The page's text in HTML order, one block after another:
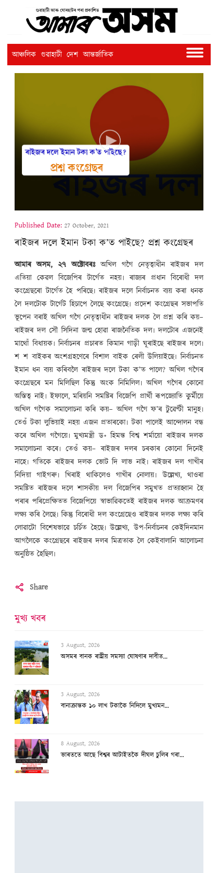
আঞ্চলিক গুৱাহাটী দেশ আন্তৰ্জাতিক
Published Date: 27 October, 2021
ৰাইজৰ দলে ইমান টকা ক’ত পাইছে? প্ৰশ্ন কংগ্ৰেছৰ
আমাৰ অসম, ২৭ অক্টোবৰঃ অখিল গগৈ নেতৃত্বাধীন ৰাইজৰ দল
এতিয়া কেৱল বিজেপিৰ টাৰ্গেত নহয়৷ ৰাজ্যৰ প্ৰধান বিৰোধী দল
কংগ্ৰেছৰো টাৰ্গেত হৈ পৰিছে৷ ৰাইজৰ দলে নিৰ্বাচনত ব্যয় কৰা ধনক
লৈ দলটোক টাৰ্গেট হিচাপে লৈছে কংগ্ৰেছে৷ প্ৰদেশ কংগ্ৰেছৰ সভাপতি
ভূপেন বৰাই অখিল গগৈ নেতৃত্বাধীন ৰাইজৰ দলক লৈ প্ৰশ্ন কৰি কয়–
ৰাইজৰ দল সৌ সিদিনা জন্ম হোৱা ৰাজনৈতিক দল৷ দলটোৰ এজনেই
মাথোঁ বিধায়ক৷ নিৰ্বাচনৰ প্ৰচাৰত কিমান গাড়ী ঘূৰাইছে ৰাইজৰ দলে৷
শ শ বাইকৰ অংশগ্ৰহণেৰে বিশাল বাইক ৰেলী উলিয়াইছে৷ নিৰ্বাচনত
ইমান ধন ব্যয় কৰিবলৈ ৰাইজৰ দলে টকা ক’ত পালে? অখিল গগৈৰ
কংগ্ৰেছৰে মন মিলিছিল কিন্তু অংক নিমিলিল৷ অখিল গগৈৰ কোনো
অস্তিত্ব নাই৷ ইফালে, মৰিয়নি সমষ্টিৰ বিজেপি প্ৰাৰ্থী ৰূপজ্যোতি কুৰ্মীয়ে
অখিল গগৈক সমালোচনা কৰি কয়– অখিল গগৈ ফ’ৰ টুৱেণ্টী মানুহ৷
তেওঁ টকা লুভিয়াই নহয় এজন প্ৰতাৰকো৷ টকা পালেই আন্দোলন বন্ধ
কৰে অখিল গগৈয়ে৷ মুখ্যমন্ত্ৰী ড॰ হিমন্ত বিশ্ব শৰ্মায়ো ৰাইজৰ দলক
সমালোচনা কৰে৷ তেওঁ কয়– ৰাইজৰ দলৰ চৰকাৰ কোনো দিনেই
নাহে৷ গতিকে ৰাইজৰ দলক ভোট দি লাভ নাই৷ ৰাইজৰ দল গাখীৰ
নিদিয়া গাইগৰু৷ খিৰাই থাকিলেও গাখীৰ নোলায়৷ উল্লেখ্য, থাওৰা
সমষ্টিত ৰাইজৰ দলে শাসকীয় দল বিজেপিৰ সমুখত প্ৰত্যাহ্বান হৈ
পৰাৰ পৰিপ্ৰেক্ষিতত বিজেপিয়ে স্বাভাৱিকতেই ৰাইজৰ দলক আক্ৰমণৰ
লক্ষ্য কৰি লৈছে৷ কিন্তু বিৰোধী দল কংগ্ৰেছেও ৰাইজৰ দলক লক্ষ্য কৰি
লোৱাটো বিশেষভাৱে চৰ্চিত হৈছে৷ উল্লেখ্য, উপ-নিৰ্বাচনৰ কেইদিনমান
আগলৈকে কংগ্ৰেছৰে ৰাইজৰ দলৰ মিত্ৰতাক লৈ কেইবালানি আলোচনা
অনুষ্ঠিত হৈছিল৷
Share
মুখ্য খবৰ
3 August, 2026
অসমৰ বানক ৰাষ্ট্ৰীয় সমস্যা ঘোষণাৰ দাবীত...
3 August, 2026
বানাক্ৰান্তক ১০ লাখ টকাকৈ নিদিলে মুখ্যমন...
8 August, 2026
ভাৰততে আছে বিশ্বৰ আটাইতকৈ দীঘল চুলিৰ গৰা...
‘দেশৰ ৮৩% অভিযন্তা কৰ্মহীন, এআই বিপ্লৱৰ...